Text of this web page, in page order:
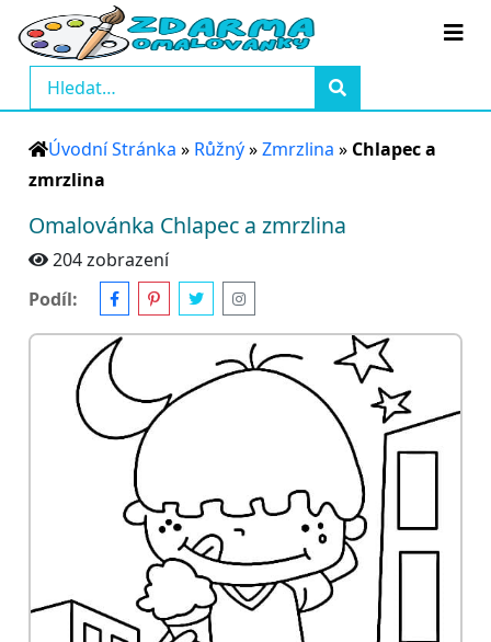
Úvodní Stránka » Růžný»Zmrzlina » Chlapec a
zmrzlina
Omalovánka Chlapec a zmrzlina
204 zobrazení
Podíl: